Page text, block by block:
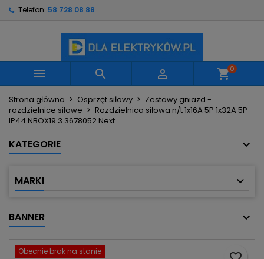
Telefon: 58 728 08 88
   shopping_cart0
Strona główna Osprzęt siłowy
Zestawy gniazd -
rozdzielnice siłowe
Rozdzielnica siłowa n/t 1x16A 5P 1x32A 5P
IP44 NBOX19.3 3678052 Next
KATEGORIE
MARKI
BANNER
Obecnie brak na stanie
Utwórz nową listę
Nazwa listy życzeń
Anuluj Utwórz listę życzeń
Musisz być zalogowany by zapisać produkty na
swojej liście życzeń.
Anuluj Zaloguj się